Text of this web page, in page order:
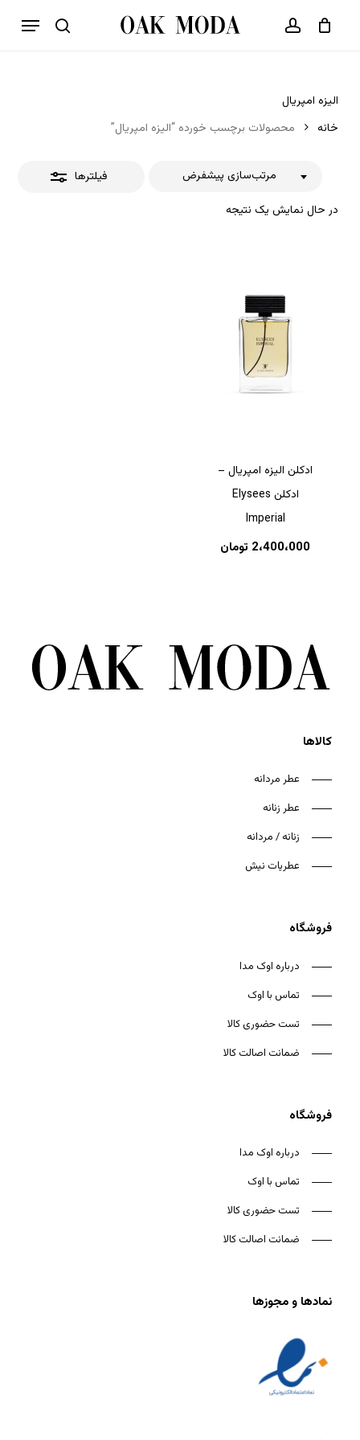
جستجو حساب کاربری
فهرست
سبد خرید بستن
الیزه امپریال
خانه
محصولات برچسب خورده “الیزه امپریال”
فیلترها
در حال نمایش یک نتیجه
مرتب‌سازی پیشفرض
بستن
ادکلن الیزه امپریال –
ادکلن Elysees
Imperial
2،400،000 تومان
کالاها
عطر مردانه
عطر زنانه
زنانه / مردانه
عطریات نیش
فروشگاه
درباره اوک مدا
تماس با اوک
تست حضوری کالا
ضمانت اصالت کالا
فروشگاه
درباره اوک مدا
تماس با اوک
تست حضوری کالا
ضمانت اصالت کالا
نمادها و مجوزها